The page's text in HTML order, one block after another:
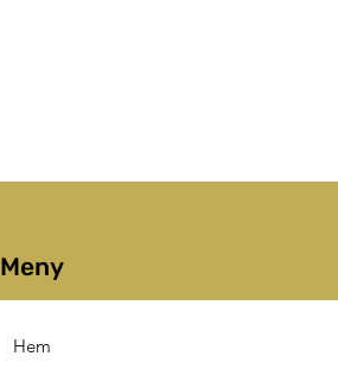
Meny
Hem